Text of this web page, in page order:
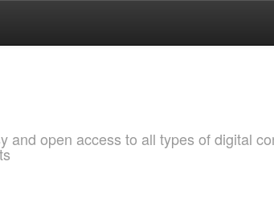
and open access to all types of digital